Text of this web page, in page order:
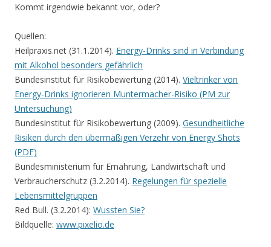
Kommt irgendwie bekannt vor, oder?
Quellen:
Heilpraxis.net (31.1.2014). Energy-Drinks sind in Verbindung
mit Alkohol besonders gefährlich
Bundesinstitut für Risikobewertung (2014). Vieltrinker von
Energy-Drinks ignorieren Muntermacher-Risiko (PM zur
Untersuchung)
Bundesinstitut für Risikobewertung (2009). Gesundheitliche
Risiken durch den übermäßigen Verzehr von Energy Shots
(PDF)
Bundesministerium für Ernährung, Landwirtschaft und
Verbraucherschutz (3.2.2014). Regelungen für spezielle
Lebensmittelgruppen
Red Bull. (3.2.2014): Wussten Sie?
Bildquelle: www.pixelio.de